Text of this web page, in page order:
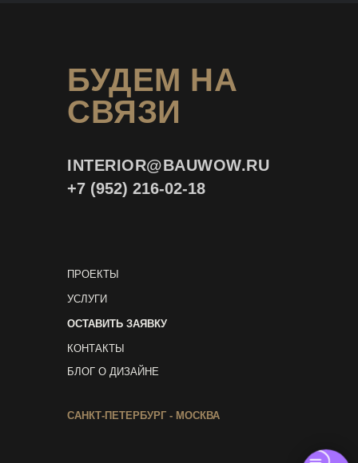
INTERIOR@BAUWOW.RU
КОНТАКТЫ
БЛОГ О ДИЗАЙНЕ
ОСТАВИТЬ ЗАЯВКУ
УСЛУГИ
ПРОЕКТЫ
САНКТ-ПЕТЕРБУРГ - МОСКВА
+7 (952) 216-02-18
БУДЕМ НА
СВЯЗИ